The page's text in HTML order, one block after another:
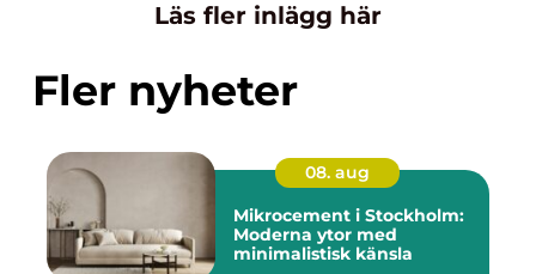
Läs fler inlägg här
Fler nyheter
08. aug
Mikrocement i Stockholm:
Moderna ytor med
minimalistisk känsla